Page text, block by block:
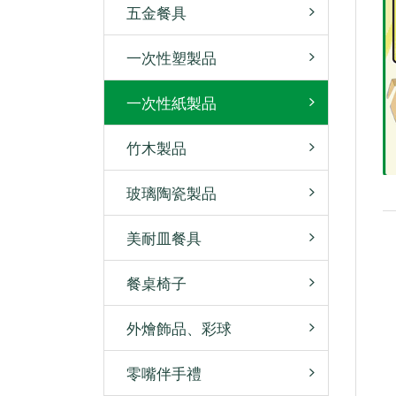
五金餐具
一次性塑製品
一次性紙製品
竹木製品
玻璃陶瓷製品
美耐皿餐具
餐桌椅子
外燴飾品、彩球
零嘴伴手禮